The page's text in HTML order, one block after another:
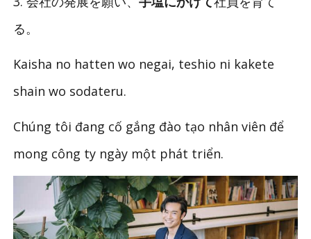
る。
Kaisha no hatten wo negai, teshio ni kakete
shain wo sodateru.
Chúng tôi đang cố gắng đào tạo nhân viên để
mong công ty ngày một phát triển.